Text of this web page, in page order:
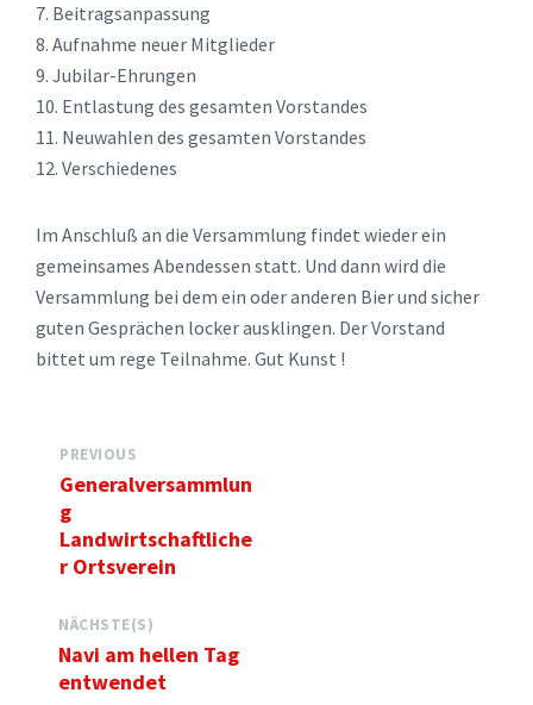
7. Beitragsanpassung
8. Aufnahme neuer Mitglieder
9. Jubilar-Ehrungen
10. Entlastung des gesamten Vorstandes
11. Neuwahlen des gesamten Vorstandes
12. Verschiedenes
Im Anschluß an die Versammlung findet wieder ein
gemeinsames Abendessen statt. Und dann wird die
Versammlung bei dem ein oder anderen Bier und sicher
guten Gesprächen locker ausklingen. Der Vorstand
bittet um rege Teilnahme. Gut Kunst !
PREVIOUS
Generalversammlun
g
Landwirtschaftliche
r Ortsverein
NÄCHSTE(S)
Navi am hellen Tag
entwendet